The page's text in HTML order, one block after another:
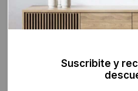
Suscribite y